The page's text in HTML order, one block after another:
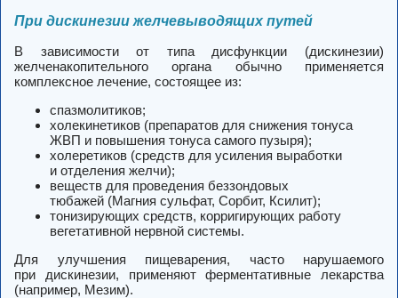
При дискинезии желчевыводящих путей
В зависимости от типа дисфункции (дискинезии)
желченакопительного органа обычно применяется
комплексное лечение, состоящее из:
спазмолитиков;
холекинетиков (препаратов для снижения тонуса
ЖВП и повышения тонуса самого пузыря);
холеретиков (средств для усиления выработки
и отделения желчи);
веществ для проведения беззондовых
тюбажей (Магния сульфат, Сорбит, Ксилит);
тонизирующих средств, корригирующих работу
вегетативной нервной системы.
Для улучшения пищеварения, часто нарушаемого
при дискинезии, применяют ферментативные лекарства
(например, Мезим).